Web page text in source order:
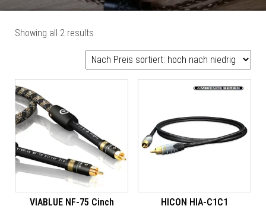
Showing all 2 results
VIABLUE NF-75 Cinch HICON HIA-C1C1